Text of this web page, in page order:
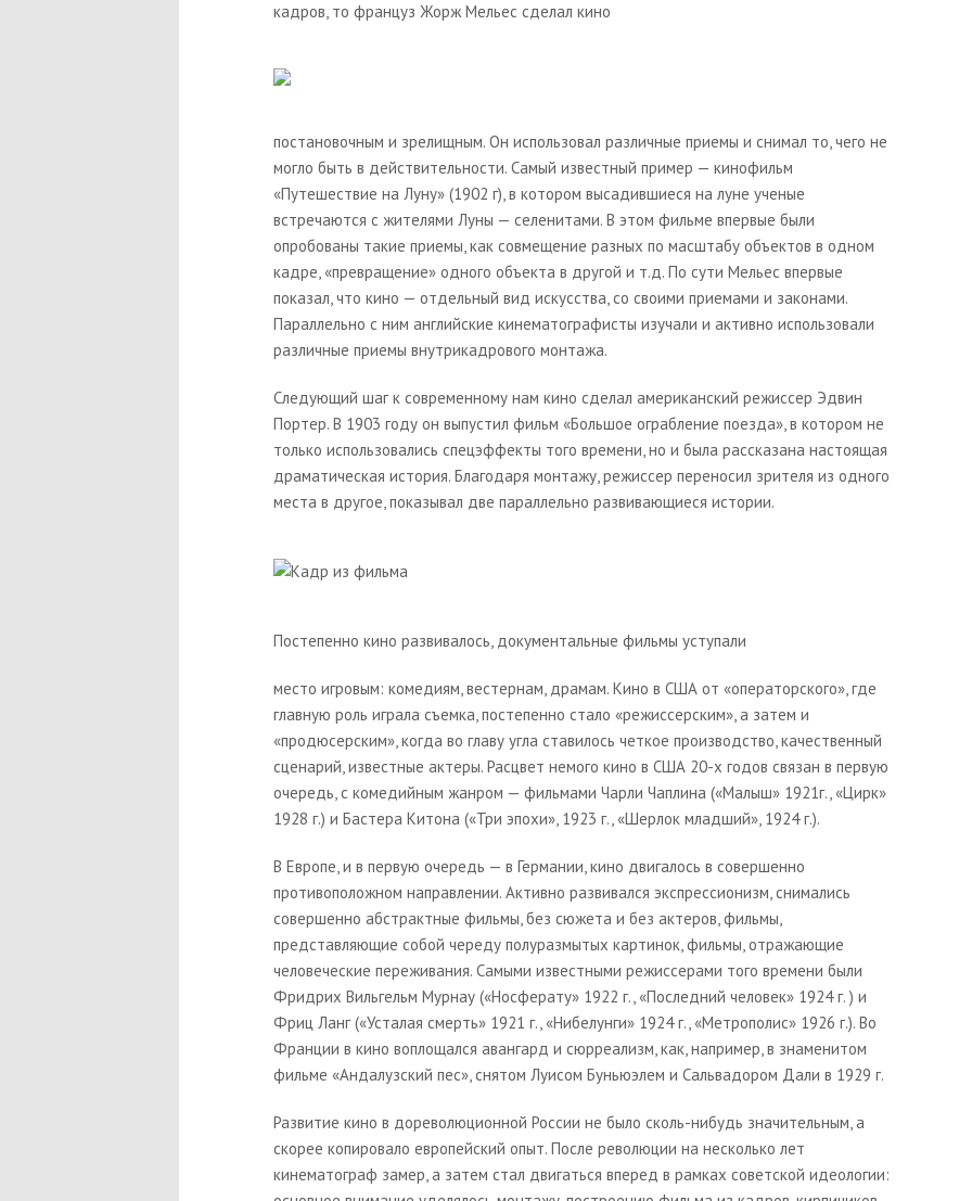
кадров, то француз Жорж Мельес сделал кино
постановочным и зрелищным. Он использовал различные приемы и снимал то, чего не
могло быть в действительности. Самый известный пример — кинофильм
«Путешествие на Луну» (1902 г), в котором высадившиеся на луне ученые
встречаются с жителями Луны — селенитами. В этом фильме впервые были
опробованы такие приемы, как совмещение разных по масштабу объектов в одном
кадре, «превращение» одного объекта в другой и т.д. По сути Мельес впервые
показал, что кино — отдельный вид искусства, со своими приемами и законами.
Параллельно с ним английские кинематографисты изучали и активно использовали
различные приемы внутрикадрового монтажа.
Следующий шаг к современному нам кино сделал американский режиссер Эдвин
Портер. В 1903 году он выпустил фильм «Большое ограбление поезда», в котором не
только использовались спецэффекты того времени, но и была рассказана настоящая
драматическая история. Благодаря монтажу, режиссер переносил зрителя из одного
места в другое, показывал две параллельно развивающиеся истории.
Постепенно кино развивалось, документальные фильмы уступали
место игровым: комедиям, вестернам, драмам. Кино в США от «операторского», где
главную роль играла съемка, постепенно стало «режиссерским», а затем и
«продюсерским», когда во главу угла ставилось четкое производство, качественный
сценарий, известные актеры. Расцвет немого кино в США 20-х годов связан в первую
очередь, с комедийным жанром — фильмами Чарли Чаплина («Малыш» 1921г., «Цирк»
1928 г.) и Бастера Китона («Три эпохи», 1923 г., «Шерлок младший», 1924 г.).
В Европе, и в первую очередь — в Германии, кино двигалось в совершенно
противоположном направлении. Активно развивался экспрессионизм, снимались
совершенно абстрактные фильмы, без сюжета и без актеров, фильмы,
представляющие собой череду полуразмытых картинок, фильмы, отражающие
человеческие переживания. Самыми известными режиссерами того времени были
Фридрих Вильгельм Мурнау («Носферату» 1922 г., «Последний человек» 1924 г. ) и
Фриц Ланг («Усталая смерть» 1921 г.,«Нибелунги» 1924 г.,«Метрополис» 1926 г.). Во
Франции в кино воплощался авангард и сюрреализм, как, например, в знаменитом
фильме «Андалузский пес», снятом Луисом Буньюэлем и Сальвадором Дали в 1929 г.
Развитие кино в дореволюционной России не было сколь-нибудь значительным, а
скорее копировало европейский опыт. После революции на несколько лет
кинематограф замер, а затем стал двигаться вперед в рамках советской идеологии: